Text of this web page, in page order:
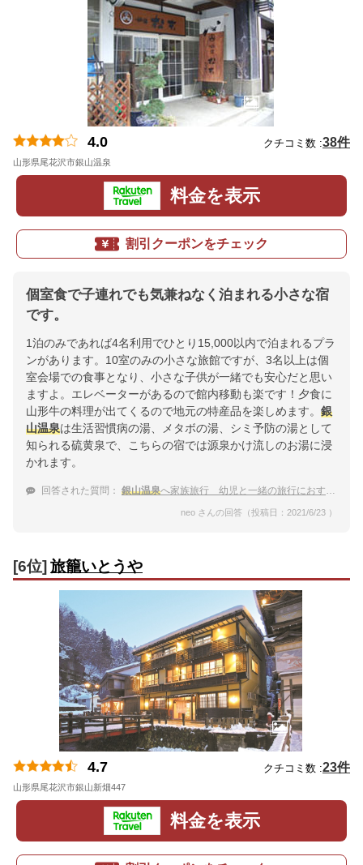
4.0 クチコミ数 :38件
山形県尾花沢市銀山温泉
料金を表示
割引クーポンをチェック
個室食で子連れでも気兼ねなく泊まれる小さな宿
です。
1泊のみであれば4名利用でひとり15,000以内で泊まれるプラ
ンがあります。10室のみの小さな旅館ですが、3名以上は個
室会場での食事となり、小さな子供が一緒でも安心だと思い
ますよ。エレベーターがあるので館内移動も楽です！夕食に
山形牛の料理が出てくるので地元の特産品を楽しめます。 銀
山温泉は生活習慣病の湯、メタボの湯、シミ予防の湯として
知られる硫黄泉で、こちらの宿では源泉かけ流しのお湯に浸
かれます。
回答された質問： 銀山温泉へ家族旅行 幼児と一緒の旅行におすすめな宿
neo さんの回答（投稿日：2021/6/23 ）
[6位]旅籠いとうや
4.7 クチコミ数 :23件
山形県尾花沢市銀山新畑447
料金を表示